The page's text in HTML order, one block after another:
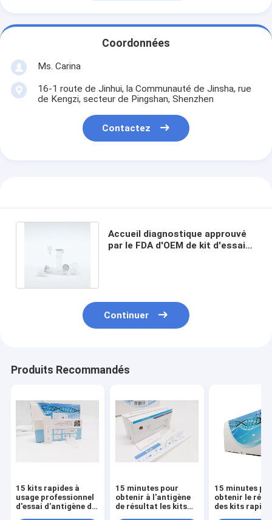
Coordonnées
Ms. Carina
16-1 route de Jinhui, la Communauté de Jinsha, rue
de Kengzi, secteur de Pingshan, Shenzhen
Contactez
Accueil diagnostique approuvé
par le FDA d'OEM de kit d'essai
Continuer
Produits Recommandés
15 kits rapides à
usage professionnel
d'essai d'antigène de
15 minutes pour
obtenir à l'antigène
de résultat les kits
15 minutes
obtenir le
des kits